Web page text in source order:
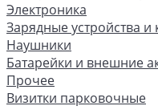
Электроника
Зарядные устройства и
Наушники
Батарейки и внешние
Прочее
Визитки парковочные